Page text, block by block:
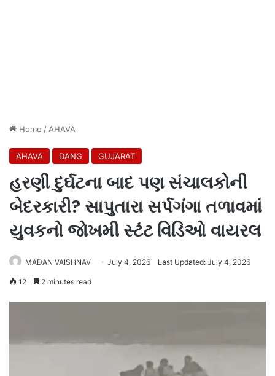
Home / AHAVA
AHAVA DANG GUJARAT
હરણી દુર્ઘટના બાદ પણ સંચાલકોની
બેદરકારી? સાપુતારા સર્પગંગા તળાવમાં
યુવકનો જોખમી સ્ટંટ વિડિઓ વાયરલ
MADAN VAISHNAV July 4, 2026 Last Updated: July 4, 2026
12 2 minutes read